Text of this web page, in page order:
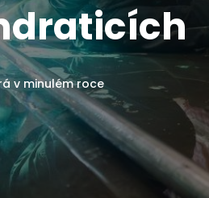
v minulém roce